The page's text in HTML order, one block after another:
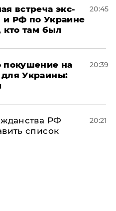
встреча экс-
и РФ по Украине
кто там был
20:45
покушение на
для Украины:
20:39
РФ
список
20:21